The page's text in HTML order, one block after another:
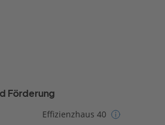
Förderung
Effizienzhaus 40